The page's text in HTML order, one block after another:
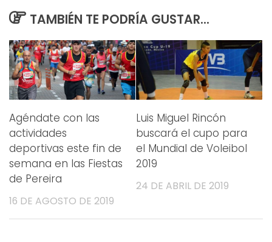
TAMBIÉN TE PODRÍA GUSTAR...
Agéndate con las
actividades
deportivas este fin de
semana en las Fiestas
de Pereira
16 DE AGOSTO DE 2019
Luis Miguel Rincón
buscará el cupo para
el Mundial de Voleibol
2019
24 DE ABRIL DE 2019